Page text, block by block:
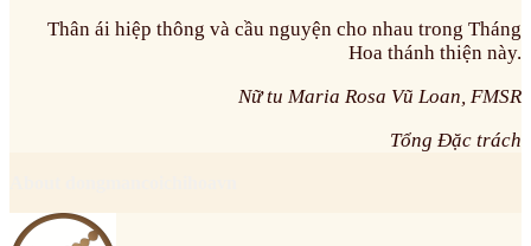
Thân ái hiệp thông và cầu nguyện cho nhau trong Tháng
Hoa thánh thiện này.
Nữ tu Maria Rosa Vũ Loan, FMSR
Tổng Đặc trách